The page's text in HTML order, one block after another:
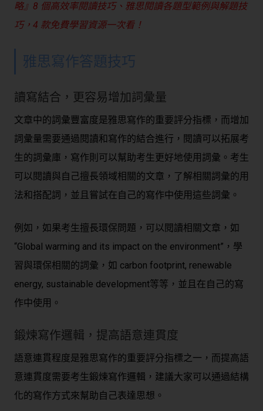
略』8 個高效率閱讀技巧、雅思閱讀各題型範例與解題技
巧，4 款免費學習資源一次看！
雅思寫作答題技巧
讀寫結合，更容易增加詞彙量
文章中的詞彙豐富度是雅思寫作的重要評分指標，而增加
詞彙量需要通過閱讀和寫作的結合進行，閱讀可以拓展考
生的詞彙庫，寫作則可以幫助考生更好地使用詞彙。考生
可以閱讀與自己擅長領域相關的文章，了解相關詞彙的用
法和搭配詞，並且嘗試在自己的寫作中使用這些詞彙。
例如，如果考生擅長環保問題，可以閱讀相關文章，如
“Global warming and its impact on the environment”，學
習與環保相關的詞彙，如 carbon footprint, renewable
energy, sustainable development等等，並且在自己的寫
作中使用。
鍛煉寫作邏輯，提高語意連貫度
語意連貫程度是雅思寫作的重要評分指標之一，而提高語
意連貫度需要考生鍛煉寫作邏輯，建議大家可以通過結構
化的寫作方式來幫助自己表達思想。